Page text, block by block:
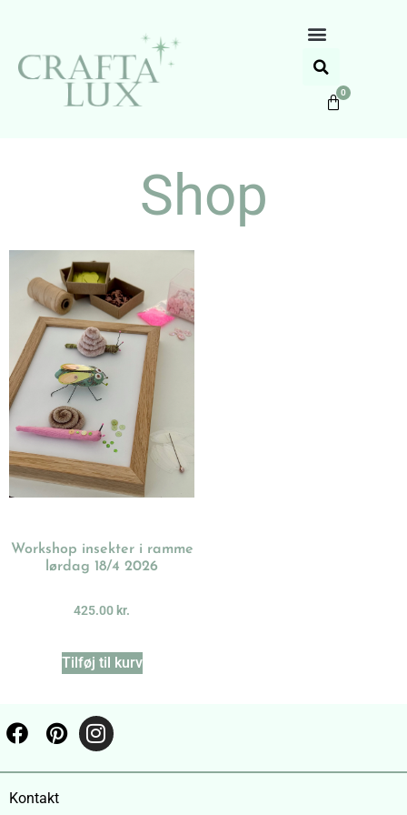
0
Shop
Workshop insekter i ramme
lørdag 18/4 2026
425.00 kr.
Tilføj til kurv
Kontakt